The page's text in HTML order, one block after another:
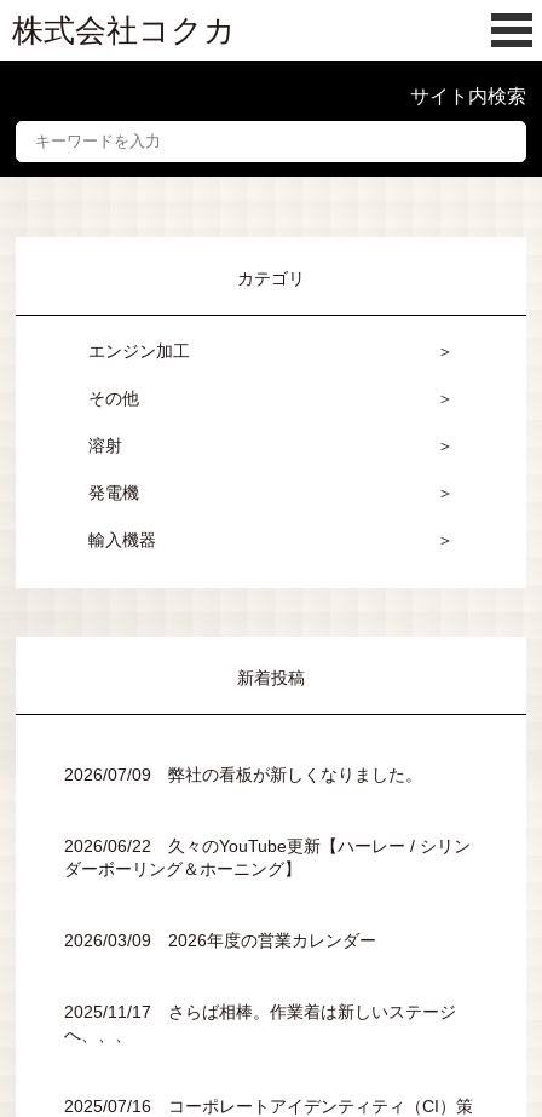
株式会社コクカ
サイト内検索
カテゴリ
エンジン加工
その他
溶射
発電機
輸入機器
新着投稿
2026/07/09 弊社の看板が新しくなりました。
2026/06/22 久々のYouTube更新【ハーレー / シリン
ダーボーリング＆ホーニング】
2026/03/09 2026年度の営業カレンダー
2025/11/17 さらば相棒。作業着は新しいステージ
へ、、、
2025/07/16 コーポレートアイデンティティ（CI）策